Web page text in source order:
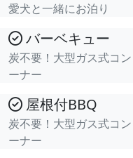
愛犬と一緒にお泊り
バーベキュー
炭不要！大型ガス式コ
ーナー
屋根付BBQ
炭不要！大型ガス式コ
ーナー